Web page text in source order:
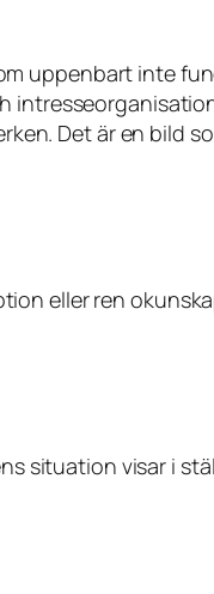
uppenbart inte
Det är en bild
eller ren
situation visar i